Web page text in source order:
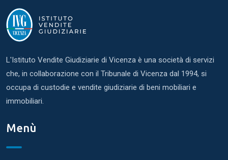
L'Istituto Vendite Giudiziarie di Vicenza è una società di servizi
che, in collaborazione con il Tribunale di Vicenza dal 1994, si
occupa di custodie e vendite giudiziarie di beni mobiliari e
immobiliari.
Menù